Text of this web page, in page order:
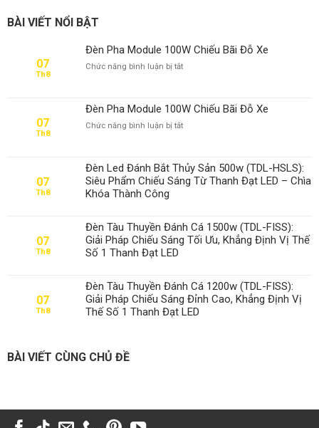
BÀI VIẾT NỔI BẬT
07
Th8
Đèn Pha Module 100W Chiếu Bãi Đỗ Xe
Chức năng bình luận bị tắtở
100W
Chiếu
Xe
07
Th8
Đèn Pha Module 100W Chiếu Bãi Đỗ Xe
Chức năng bình luận bị tắtở
Module
100W
Chiếu
Xe
07
Th8
Đèn Led Đánh Bắt Thủy Sản 500w (TDL-HSLS):
Siêu Phẩm Chiếu Sáng Từ Thanh Đạt LED – Chìa
Khóa Thành Công
07
Th8
Đèn Tàu Thuyền Đánh Cá 1500w (TDL-FISS):
Giải Pháp Chiếu Sáng Tối Ưu, Khẳng Định Vị Thế
Số 1 Thanh Đạt LED
07
Th8
Đèn Tàu Thuyền Đánh Cá 1200w (TDL-FISS):
Giải Pháp Chiếu Sáng Đỉnh Cao, Khẳng Định Vị
Thế Số 1 Thanh Đạt LED
BÀI VIẾT CÙNG CHỦ ĐỀ